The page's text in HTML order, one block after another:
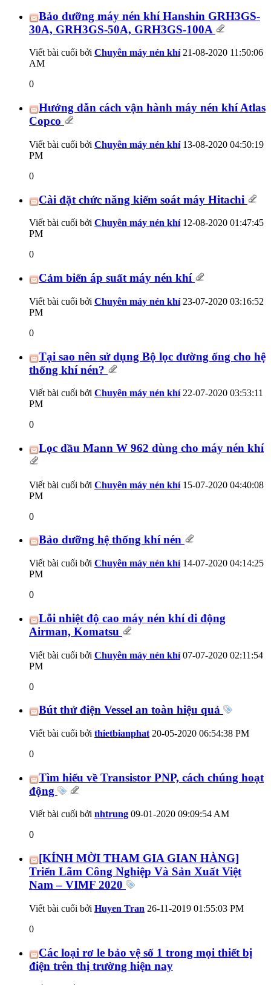
Bảo dưỡng máy nén khí Hanshin GRH3GS-
30A, GRH3GS-50A, GRH3GS-100A
Viết bài cuối bởi Chuyên máy nén khí21-08-2020 11:50:06
AM
0
Hướng dẫn cách vận hành máy nén khí Atlas
Copco
Viết bài cuối bởi Chuyên máy nén khí13-08-2020 04:50:19
PM
0
Cài đặt chức năng kiểm soát máy Hitachi
Viết bài cuối bởi Chuyên máy nén khí12-08-2020 01:47:45
PM
0
Cảm biến áp suất máy nén khí
Viết bài cuối bởi Chuyên máy nén khí23-07-2020 03:16:52
PM
0
Tại sao nên sử dụng Bộ lọc đường ống cho hệ
thống khí nén?
Viết bài cuối bởi Chuyên máy nén khí22-07-2020 03:53:11
PM
0
Lọc dầu Mann W 962 dùng cho máy nén khí
Viết bài cuối bởi Chuyên máy nén khí15-07-2020 04:40:08
PM
0
Bảo dưỡng hệ thống khí nén
Viết bài cuối bởi Chuyên máy nén khí14-07-2020 04:14:25
PM
0
Lỗi nhiệt độ cao máy nén khí di động
Airman, Komatsu
Viết bài cuối bởi Chuyên máy nén khí07-07-2020 02:11:54
PM
0
Bút thử điện Vessel an toàn hiệu quả
Viết bài cuối bởi thietbianphat 20-05-2020 06:54:38 PM
0
Tìm hiểu về Transistor PNP, cách chúng hoạt
động
Viết bài cuối bởi nhtrung 09-01-2020 09:09:54 AM
0
[KÍNH MỜI THAM GIA GIAN HÀNG]
Triển Lãm Công Nghiệp Và Sản Xuất Việt
Nam – VIMF 2020
Viết bài cuối bởi Huyen Tran 26-11-2019 01:55:03 PM
0
Các loại rơ le bảo vệ số 1 trong mọi thiết bị
điện trên thị trường hiện nay